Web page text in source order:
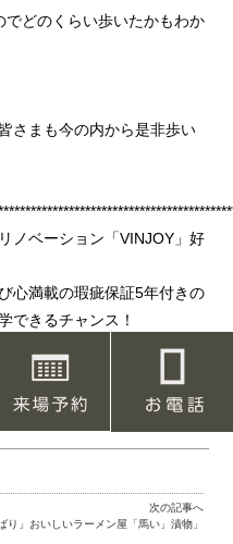
どのくらい歩いたかもわか
さまも今の内から是非歩い
ノベーション「VINJOY」好
心満載の瑕疵保証5年付きの
できるチャンス！
ベーションはこちら！
次の記事へ
り」おいしいラーメン屋「馬い」漬物」